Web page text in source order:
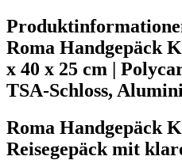
Roma Handgepäck
x 40 x 25 cm |
TSA-Schloss,
Roma Handgepäck
Reisegepäck mit